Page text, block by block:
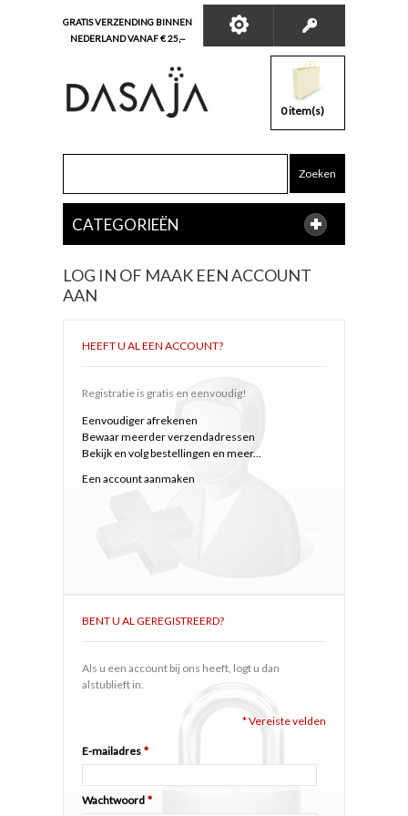
GRATIS VERZENDING BINNEN
NEDERLAND VANAF € 25,--
0 item(s)
Zoeken
CATEGORIEËN
LOG IN OF MAAK EEN ACCOUNT
AAN
HEEFT U AL EEN ACCOUNT?
Registratie is gratis en eenvoudig!
Eenvoudiger afrekenen
Bewaar meerder verzendadressen
Bekijk en volg bestellingen en meer...
Een account aanmaken
BENT U AL GEREGISTREERD?
Als u een account bij ons heeft, logt u dan
alstublieft in.
* Vereiste velden
*
E-mailadres
*
Wachtwoord